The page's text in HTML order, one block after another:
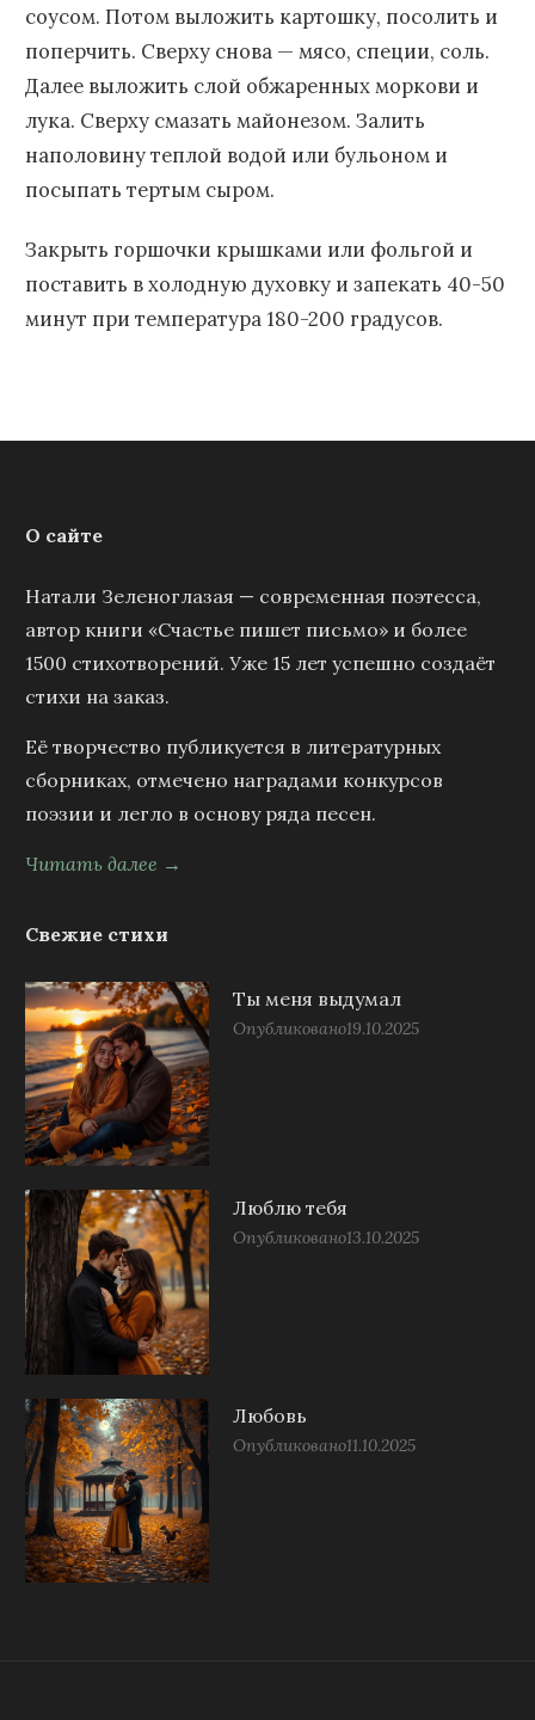
соусом. Потом выложить картошку, посолить и
поперчить. Сверху снова — мясо, специи, соль.
Далее выложить слой обжаренных моркови и
лука. Сверху смазать майонезом. Залить
наполовину теплой водой или бульоном и
посыпать тертым сыром.
Закрыть горшочки крышками или фольгой и
поставить в холодную духовку и запекать 40-50
минут при температура 180-200 градусов.
О сайте
Натали Зеленоглазая — современная поэтесса,
автор книги «Счастье пишет письмо» и более
1500 стихотворений. Уже 15 лет успешно создаёт
стихи на заказ.
Её творчество публикуется в литературных
сборниках, отмечено наградами конкурсов
поэзии и легло в основу ряда песен.
Читать далее →
Свежие стихи
Ты меня выдумал
Опубликовано19.10.2025
Люблю тебя
Опубликовано13.10.2025
Любовь
Опубликовано11.10.2025